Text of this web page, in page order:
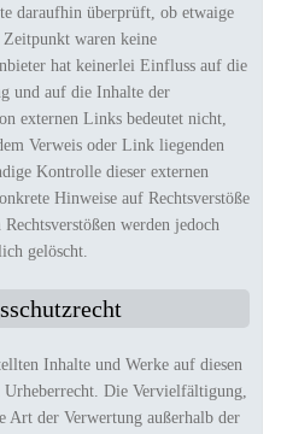
daraufhin überprüft, ob etwaige
Zeitpunkt waren keine
hat keinerlei Einfluss auf die
und auf die Inhalte der
externen Links bedeutet nicht,
Verweis oder Link liegenden
Kontrolle dieser externen
Hinweise auf Rechtsverstöße
werden jedoch
gelöscht.
Inhalte und Werke auf diesen
Urheberrecht. Die Vervielfältigung,
Art der Verwertung außerhalb der